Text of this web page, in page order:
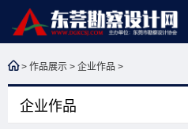
> 作品展示 > 企业作品 >
企业作品